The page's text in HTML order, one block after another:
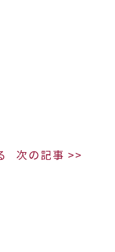
次の記事 >>